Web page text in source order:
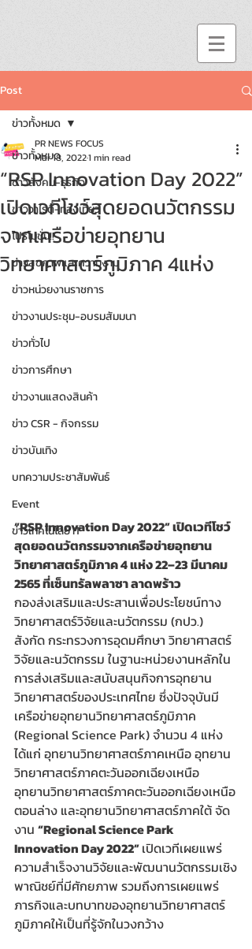
Post
ข่าวทั้งหมด
ข่าวสังคม-ธุรกิจ
ข่าววาไรตี้-ท่องเที่ยว
โปรโมชั่น!!
ข่าวสุขภาพและความงาม
ข่าวหน่วยงานราชการ
ข่าวงานประชุม-อบรมสัมมนา
ข่าวทั่วไป
ข่าวการศึกษา
ข่าวงานแสดงสินค้า
ข่าว CSR - กิจกรรม
ข่าวบันเทิง
บทความประชาสัมพันธ์
Event
ข่าวเทคโนโลยี IT
ข่าวทั้งหมด
“RSP Innovation Day 2022”
เปิดเวทีโชว์สุดยอดนวัตกรรม
จากเครือข่ายอุทยาน
วิทยาศาสตร์ภูมิภาค 4แห่ง
PR NEWS FOCUS
Mar 18, 20221 min read
“RSP Innovation Day 2022” เปิดเวทีโชว์
สุดยอดนวัตกรรมจากเครือข่ายอุทยาน
วิทยาศาสตร์ภูมิภาค 4 แห่ง 22–23 มีนาคม
2565 ที่เซ็นทรัลพลาซา ลาดพร้าว
กองส่งเสริมและประสานเพื่อประโยชน์ทาง
วิทยาศาสตร์วิจัยและนวัตกรรม (กปว.)
สังกัด กระทรวงการอุดมศึกษา วิทยาศาสตร์
วิจัยและนวัตกรรม ในฐานะหน่วยงานหลักใน
การส่งเสริมและสนับสนุนกิจการอุทยาน
วิทยาศาสตร์ของประเทศไทย ซึ่งปัจจุบันมี
เครือข่ายอุทยานวิทยาศาสตร์ภูมิภาค
(Regional Science Park) จำนวน 4 แห่ง
ได้แก่ อุทยานวิทยาศาสตร์ภาคเหนือ อุทยาน
วิทยาศาสตร์ภาคตะวันออกเฉียงเหนือ
อุทยานวิทยาศาสตร์ภาคตะวันออกเฉียงเหนือ
ตอนล่าง และอุทยานวิทยาศาสตร์ภาคใต้ จัด
งาน “Regional Science Park
Innovation Day 2022” เปิดเวทีเผยแพร่
ความสำเร็จงานวิจัยและพัฒนานวัตกรรมเชิง
พาณิชย์ที่มีศักยภาพ รวมถึงการเผยแพร่
ภารกิจและบทบาทของอุทยานวิทยาศาสตร์
ภูมิภาคให้เป็นที่รู้จักในวงกว้าง